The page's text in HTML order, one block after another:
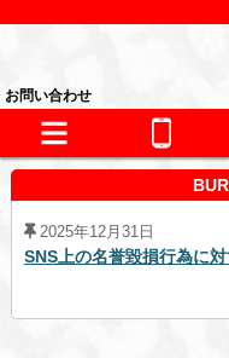
お問い合わせ
2025年12月31日
SNS上の名誉毀損行為に